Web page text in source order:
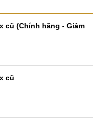
cũ (Chính hãng - Giảm
cũ